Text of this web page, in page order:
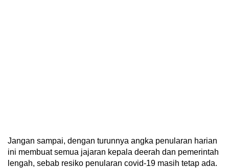
Jangan sampai, dengan turunnya angka penularan harian
ini membuat semua jajaran kepala deerah dan pemerintah
lengah, sebab resiko penularan covid-19 masih tetap ada.